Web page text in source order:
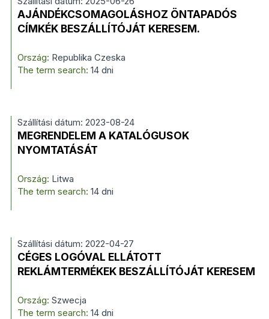
AJÁNDÉKCSOMAGOLÁSHOZ ÖNTAPADÓS
CÍMKÉK BESZÁLLÍTÓJÁT KERESEM.
Ország: Republika Czeska
The term search: 14 dni
Szállítási dátum: 2023-08-24
MEGRENDELEM A KATALÓGUSOK
NYOMTATÁSÁT
Ország: Litwa
The term search: 14 dni
Szállítási dátum: 2022-04-27
CÉGES LOGÓVAL ELLÁTOTT
REKLÁMTERMÉKEK BESZÁLLÍTÓJÁT KERESEM
Ország: Szwecja
The term search: 14 dni